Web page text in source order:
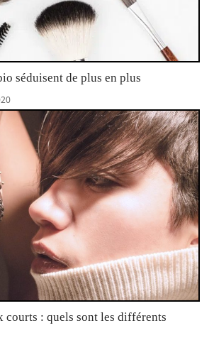
séduisent de plus en plus
courts : quels sont les différents